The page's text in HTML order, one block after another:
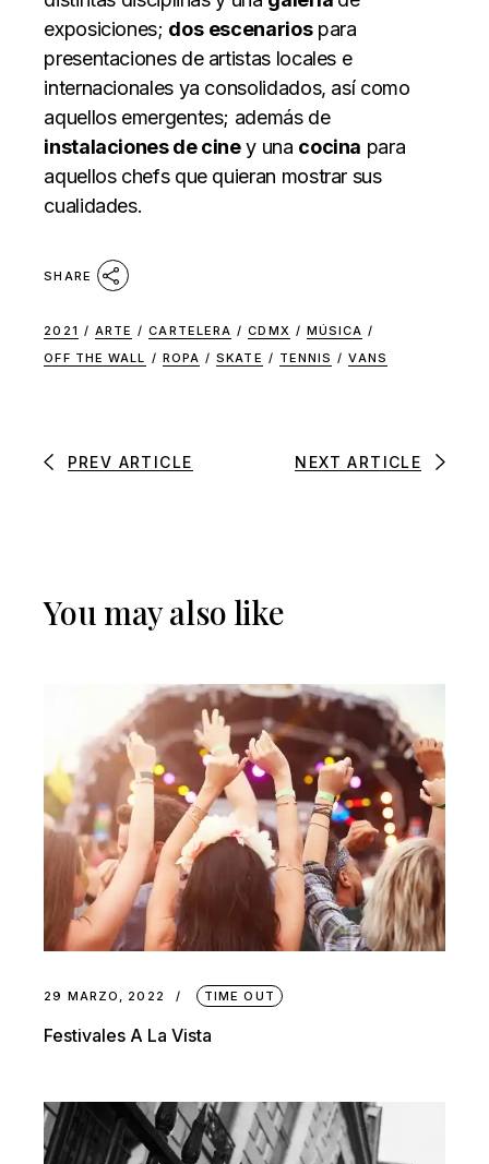
exposiciones; dos escenariospara
presentaciones de artistas locales e
internacionales ya consolidados, así como
aquellos emergentes; además de
instalaciones de ciney una cocina para
aquellos chefs que quieran mostrar sus
cualidades.
SHARE
2021 / ARTE / CARTELERA / CDMX / MÚSICA /
OFF THE WALL
/ ROPA / SKATE / TENNIS / VANS
PREV ARTICLE NEXT ARTICLE
You may also like
29 MARZO, 2022 TIME OUT
Festivales A La Vista